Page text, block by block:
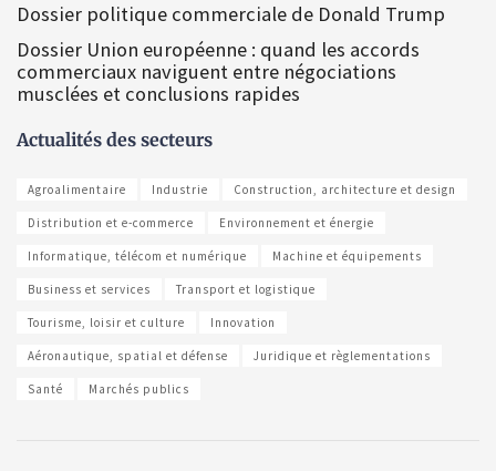
Dossier politique commerciale de Donald Trump
Dossier Union européenne : quand les accords
commerciaux naviguent entre négociations
musclées et conclusions rapides
Actualités des secteurs
Agroalimentaire Industrie Construction, architecture et design
Distribution et e-commerce Environnement et énergie
Informatique, télécom et numérique Machine et équipements
Business et services Transport et logistique
Tourisme, loisir et culture Innovation
Aéronautique, spatial et défense Juridique et règlementations
Santé Marchés publics